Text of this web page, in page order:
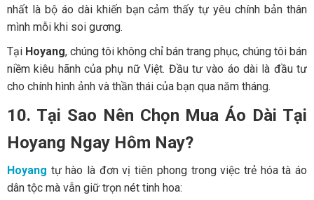
nhất là bộ áo dài khiến bạn cảm thấy tự yêu chính bản thân
mình mỗi khi soi gương.
Tại Hoyang, chúng tôi không chỉ bán trang phục, chúng tôi bán
niềm kiêu hãnh của phụ nữ Việt. Đầu tư vào áo dài là đầu tư
cho chính hình ảnh và thần thái của bạn qua năm tháng.
10. Tại Sao Nên Chọn Mua Áo Dài Tại
Hoyang Ngay Hôm Nay?
Hoyang tự hào là đơn vị tiên phong trong việc trẻ hóa tà áo
dân tộc mà vẫn giữ trọn nét tinh hoa: